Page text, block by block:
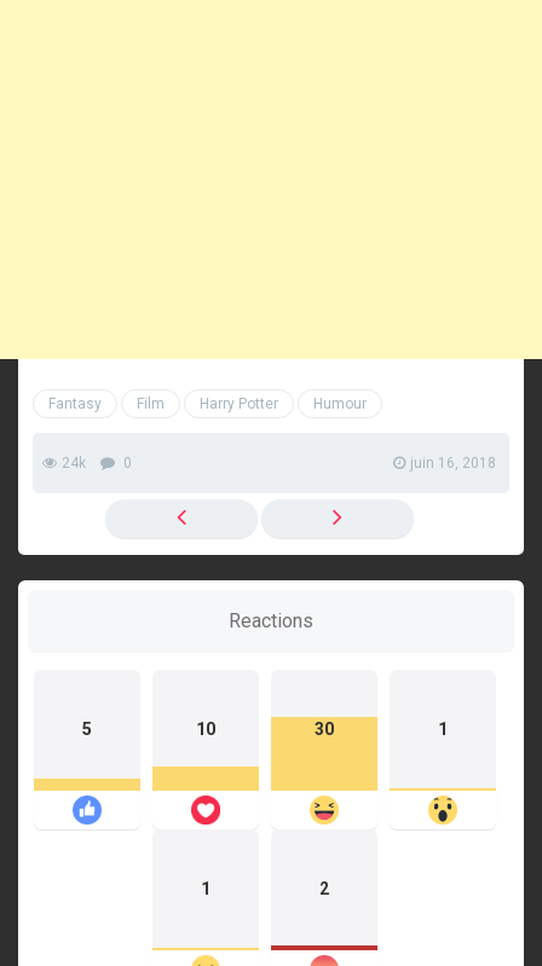
Fantasy Film Harry Potter Humour
24k 0 juin 16, 2018
Reactions
5 10 30 1
1 2